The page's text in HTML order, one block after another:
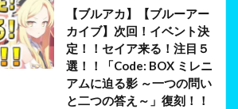
【ブルアカ】【ブルーアー
カイブ】次回！イベント決
定！！セイア来る！注目５
選！！「Code: BOX ミレニ
アムに迫る影 ～一つの問い
と二つの答え～」復刻！！